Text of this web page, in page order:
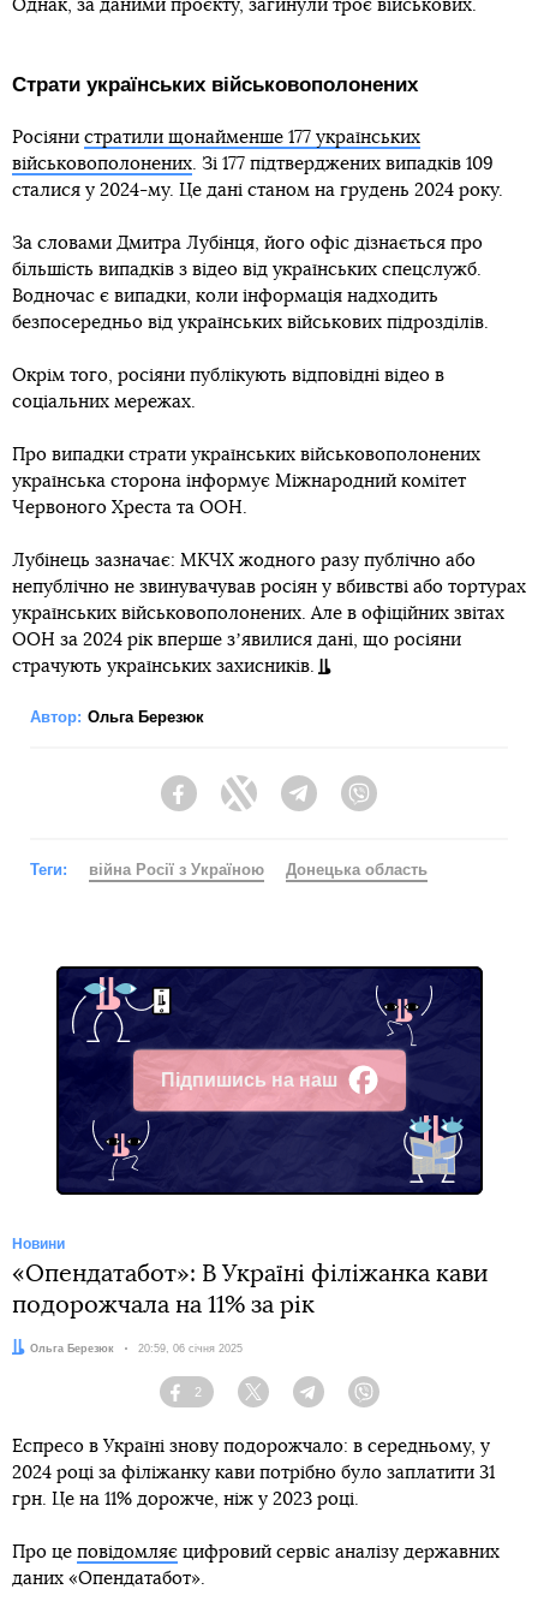
Однак, за даними проєкту, загинули троє військових.
Страти українських військовополонених
Росіяни стратили щонайменше 177 українських
військовополонених. Зі 177 підтверджених випадків 109
сталися у 2024-му. Це дані станом на грудень 2024 року.
За словами Дмитра Лубінця, його офіс дізнається про
більшість випадків з відео від українських спецслужб.
Водночас є випадки, коли інформація надходить
безпосередньо від українських військових підрозділів.
Окрім того, росіяни публікують відповідні відео в
соціальних мережах.
Про випадки страти українських військовополонених
українська сторона інформує Міжнародний комітет
Червоного Хреста та ООН.
Лубінець зазначає: МКЧХ жодного разу публічно або
непублічно не звинувачував росіян у вбивстві або тортурах
українських військовополонених. Але в офіційних звітах
ООН за 2024 рік вперше зʼявилися дані, що росіяни
страчують українських захисників.
Автор: Ольга Березюк
FacebookTwitter Telegram
Теги: війна Росії з Україною Донецька область
Підпишись на наш
Facebook
Новини
«Опендатабот»: В Україні філіжанка кави
подорожчала на 11% за рік
Автор:
Ольга Березюк Дата:
20:59, 06 січня 2025
Facebook
2
Twitter TelegramViber
Еспресо в Україні знову подорожчало: в середньому, у
2024 році за філіжанку кави потрібно було заплатити 31
грн. Це на 11% дорожче, ніж у 2023 році.
Про це повідомляє цифровий сервіс аналізу державних
даних «Опендатабот».